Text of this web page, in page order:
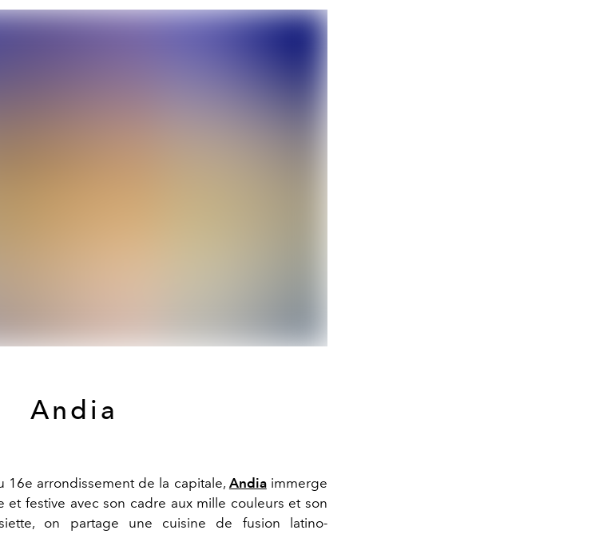
Andia
16e arrondissement de la capitale, Andiaimmerge
et festive avec son cadre aux mille couleurs et son
on partage une cuisine de fusion latino-